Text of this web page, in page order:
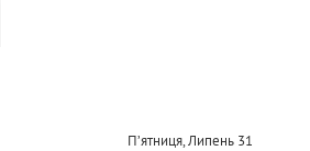
П’ятниця, Липень 31